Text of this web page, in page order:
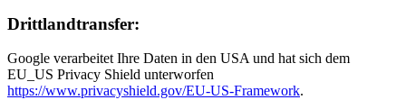
Drittlandtransfer:
Google verarbeitet Ihre Daten in den USA und hat sich dem
EU_US Privacy Shield unterworfen
https://www.privacyshield.gov/EU-US-Framework.